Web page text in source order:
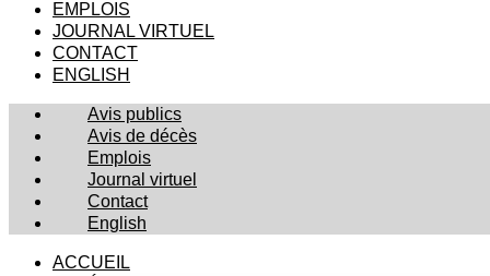
EMPLOIS
JOURNAL VIRTUEL
CONTACT
ENGLISH
Avis publics
Avis de décès
Emplois
Journal virtuel
Contact
English
ACCUEIL